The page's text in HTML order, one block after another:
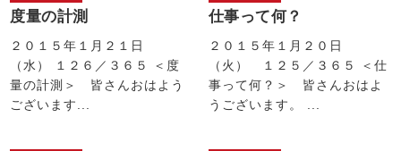
度量の計測
２０１５年１月２１日
（水） １２６／３６５ ＜度
量の計測＞ 皆さんおはよう
ございます...
仕事って何？
２０１５年１月２０日
（火） １２５／３６５ ＜仕
事って何？＞ 皆さんおはよ
うございます。 ...